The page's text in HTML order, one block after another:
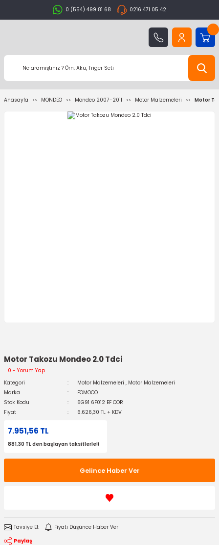
0 (554) 499 81 68 0216 471 05 42
Anasayfa MONDEO Mondeo 2007-2011 Motor Malzemeleri Motor
Motor Takozu Mondeo 2.0 Tdci
0 - Yorum Yap
Kategori
Motor Malzemeleri , Motor Malzemeleri
Marka
FOMOCO
Stok Kodu
6G91 6F012 EF COR
Fiyat
6.626,30 TL + KDV
7.951,56 TL
881,30 TL den başlayan taksitlerle!!
Gelince Haber Ver
Tavsiye Et
Fiyatı Düşünce Haber Ver
Paylaş